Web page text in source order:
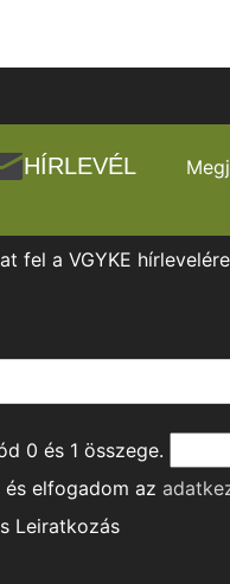
HÍRLEVÉL
fel a VGYKE hírlevelére
0 és 1 összege.
és elfogadom az
Leiratkozás